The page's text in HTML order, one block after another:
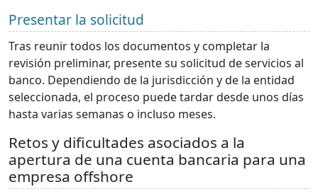
Presentar la solicitud
Tras reunir todos los documentos y completar la
revisión preliminar, presente su solicitud de servicios al
banco. Dependiendo de la jurisdicción y de la entidad
seleccionada, el proceso puede tardar desde unos días
hasta varias semanas o incluso meses.
Retos y dificultades asociados a la
apertura de una cuenta bancaria para una
empresa offshore